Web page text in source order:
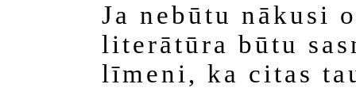
Ja nebūtu nākusi
literātūra būtu
līmeni, ka citas